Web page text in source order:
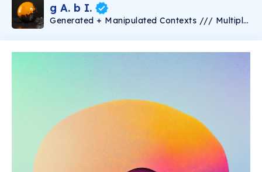
g A. b I.
Generated + Manipulated Contexts /// Multiple
grasp digital design limits. The direction of this